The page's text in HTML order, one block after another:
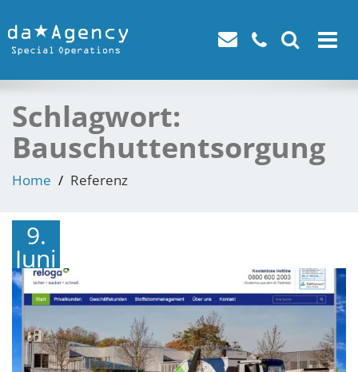
Toggle
Schlagwort:
Bauschuttentsorgung
Home Referenz
9.
Juni
2016